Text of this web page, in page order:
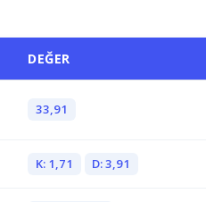
DEĞER
33,91
K: 1,71 D: 3,91